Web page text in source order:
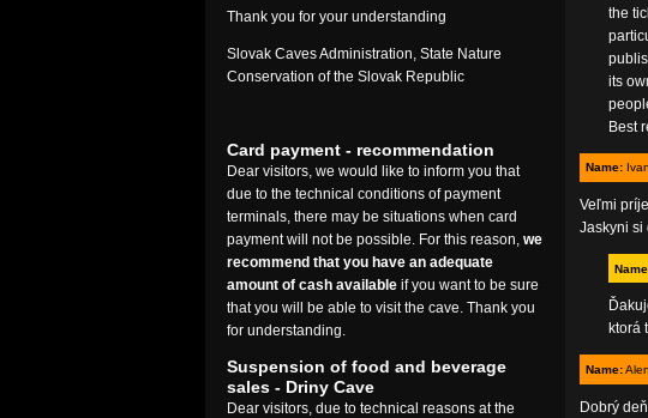
the
its
Best
Name:
Veľmi
Jaskyni si
ktorá
Name:
Dobrý
Thank you for your understanding
Slovak Caves Administration, State Nature
Conservation of the Slovak Republic
Card payment - recommendation
Dear visitors, we would like to inform you that
due to the technical conditions of payment
terminals, there may be situations when card
payment will not be possible. For this reason, we
recommend that you have an adequate
amount of cash availableif you want to be sure
that you will be able to visit the cave. Thank you
for understanding.
Suspension of food and beverage
sales - Driny Cave
Dear visitors, due to technical reasons at the